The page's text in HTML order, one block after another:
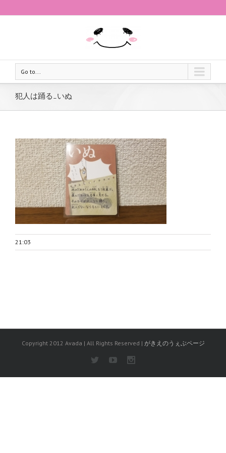
Go to...
犯人は踊る_いぬ
21:03
Copyright 2012 Avada | All Rights Reserved | がきえのうぇぶページ